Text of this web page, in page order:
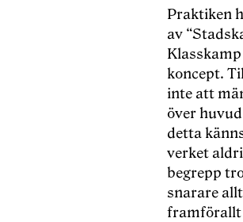
Praktiken
av
koncept.
inte att
över
detta
verket
begrepp
snarare
framförallt